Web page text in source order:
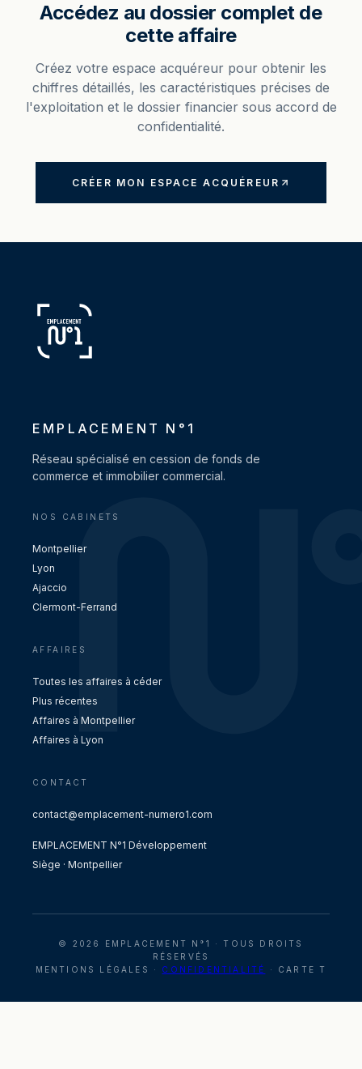
Accédez au dossier complet de
cette affaire
Créez votre espace acquéreur pour obtenir les
chiffres détaillés, les caractéristiques précises de
l'exploitation et le dossier financier sous accord de
confidentialité.
CRÉER MON ESPACE ACQUÉREUR
EMPLACEMENT N°1
Réseau spécialisé en cession de fonds de
commerce et immobilier commercial.
NOS CABINETS
Montpellier
Lyon
Ajaccio
Clermont-Ferrand
AFFAIRES
Toutes les affaires à céder
Plus récentes
Affaires à Montpellier
Affaires à Lyon
CONTACT
contact@emplacement-numero1.com
EMPLACEMENT N°1 Développement
Siège · Montpellier
© 2026 EMPLACEMENT N°1 · TOUS DROITS
RÉSERVÉS
MENTIONS LÉGALES · CONFIDENTIALITÉ · CARTE T